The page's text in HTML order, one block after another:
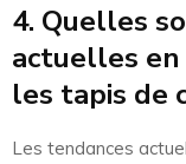
4. Quelles
actuelles
les tapis de
Les tendances